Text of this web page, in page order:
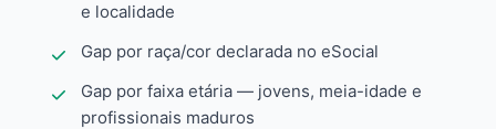
e localidade
Gap por raça/cor declarada no eSocial
Gap por faixa etária — jovens, meia-idade e
profissionais maduros